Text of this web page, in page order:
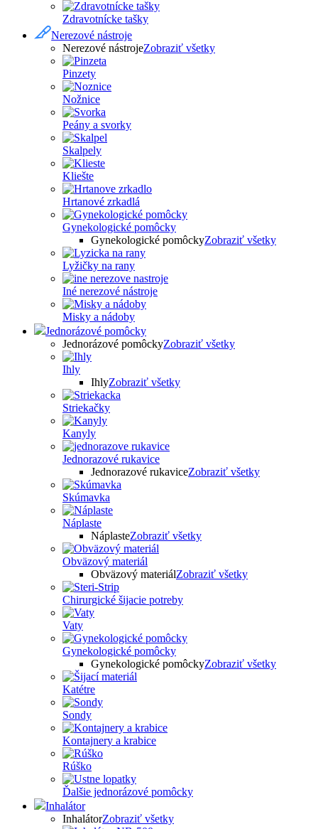
Zdravotnícke tašky
Nerezové nástroje
Nerezové nástrojeZobraziť všetky
Pinzety
Nožnice
Peány a svorky
Skalpely
Kliešte
Hrtanové zrkadlá
Gynekologické pomôcky
Gynekologické pomôckyZobraziť všetky
Lyžičky na rany
Iné nerezové nástroje
Misky a nádoby
Jednorázové pomôcky
Jednorázové pomôckyZobraziť všetky
Ihly
IhlyZobraziť všetky
Striekačky
Kanyly
Jednorazové rukavice
Jednorazové rukaviceZobraziť všetky
Skúmavka
Náplaste
NáplasteZobraziť všetky
Obväzový materiál
Obväzový materiálZobraziť všetky
Chirurgické šijacie potreby
Vaty
Gynekologické pomôcky
Gynekologické pomôckyZobraziť všetky
Katétre
Sondy
Kontajnery a krabice
Rúško
Ďalšie jednorázové pomôcky
Inhalátor
InhalátorZobraziť všetky